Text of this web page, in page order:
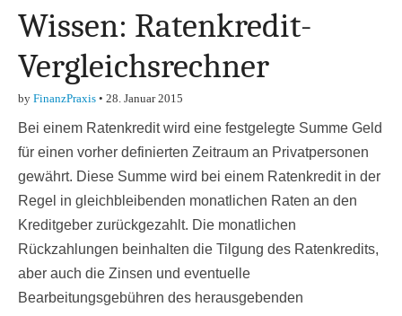
Wissen: Ratenkredit-
Vergleichsrechner
by FinanzPraxis • 28. Januar 2015
Bei einem Ratenkredit wird eine festgelegte Summe Geld
für einen vorher definierten Zeitraum an Privatpersonen
gewährt. Diese Summe wird bei einem Ratenkredit in der
Regel in gleichbleibenden monatlichen Raten an den
Kreditgeber zurückgezahlt. Die monatlichen
Rückzahlungen beinhalten die Tilgung des Ratenkredits,
aber auch die Zinsen und eventuelle
Bearbeitungsgebühren des herausgebenden